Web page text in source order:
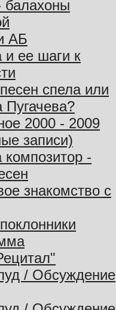
балахоны
АБ
и ее шаги к
спела или
Пугачева?
2000 - 2009
записи)
композитор -
знакомство с
/ Обсуждение